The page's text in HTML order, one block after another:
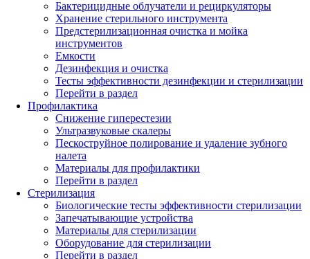
Бактерицидные облучатели и рециркуляторы
Хранение стерильного инструмента
Предстерилизационная очистка и мойка
инструментов
Емкости
Дезинфекция и очистка
Тесты эффективности дезинфекции и стерилизации
Перейти в раздел
Профилактика
Снижение гиперестезии
Ультразвуковые скалеры
Пескоструйное полирование и удаление зубного
налета
Материалы для профилактики
Перейти в раздел
Стерилизация
Биологические тесты эффективности стерилизации
Запечатывающие устройства
Материалы для стерилизации
Оборудование для стерилизации
Перейти в раздел